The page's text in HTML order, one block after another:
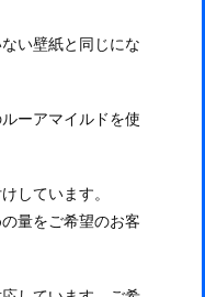
い壁紙と同じにな
ーアマイルドを使
しています。
量をご希望のお客